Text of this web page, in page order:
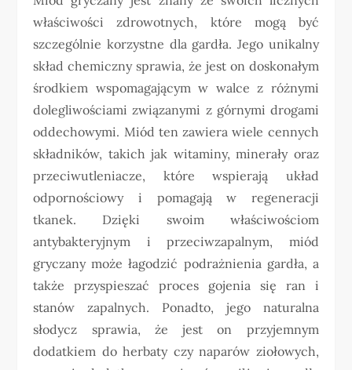
właściwości zdrowotnych, które mogą być
szczególnie korzystne dla gardła. Jego unikalny
skład chemiczny sprawia, że jest on doskonałym
środkiem wspomagającym w walce z różnymi
dolegliwościami związanymi z górnymi drogami
oddechowymi. Miód ten zawiera wiele cennych
składników, takich jak witaminy, minerały oraz
przeciwutleniacze, które wspierają układ
odpornościowy i pomagają w regeneracji
tkanek. Dzięki swoim właściwościom
antybakteryjnym i przeciwzapalnym, miód
gryczany może łagodzić podrażnienia gardła, a
także przyspieszać proces gojenia się ran i
stanów zapalnych. Ponadto, jego naturalna
słodycz sprawia, że jest on przyjemnym
dodatkiem do herbaty czy naparów ziołowych,